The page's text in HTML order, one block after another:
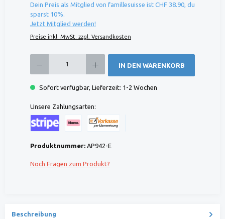
Dein Preis als Mitglied von famillesuisse ist CHF 38.90, du
sparst 10%.
Jetzt Mitglied werden!
Preise inkl. MwSt. zzgl. Versandkosten
IN DEN WARENKORB
Sofort verfügbar, Lieferzeit: 1-2 Wochen
Unsere Zahlungsarten:
Produktnummer: AP942-E
Noch Fragen zum Produkt?
Beschreibung